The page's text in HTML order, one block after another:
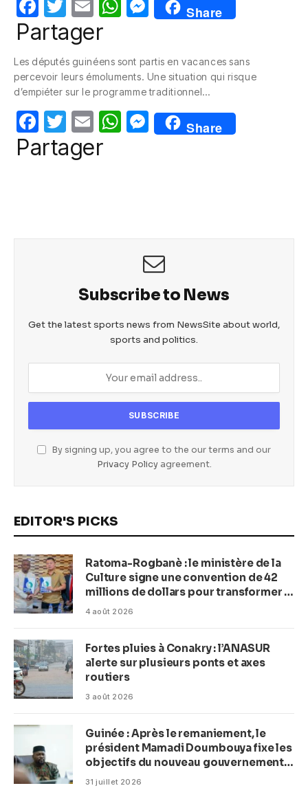
F
a
e
b
o
o
k
T
w
itt
er
E
m
W
s
A
p
p
M
e
e
n
g
er
Share
Partager
Les députés guinéens sont partis en vacances sans
percevoir leurs émoluments. Une situation qui risque
d’empiéter sur le programme traditionnel…
F
a
T
w
itt
E
m
W M
e
er
Share
Partager
Subscribe to News
Get the latest sports news from NewsSite about world,
sports and politics.
By signing up, you agree to the our terms and our
Privacy Policyagreement.
EDITOR'S PICKS
Ratoma-Rogbanè : le ministère de la
Culture signe une convention de 42
millions de dollars pour transformer la
plage en complexe balnéaire
4 août 2026
Fortes pluies à Conakry : l’ANASUR
alerte sur plusieurs ponts et axes
routiers
3 août 2026
Guinée : Après le remaniement, le
président Mamadi Doumbouya fixe les
objectifs du nouveau gouvernement
(CM)
31 juillet 2026